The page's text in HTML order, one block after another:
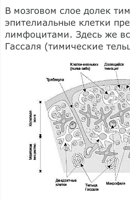
В мозговом слое долек
эпителиальные клетки
лимфоцитами. Здесь же
Гассаля (тимические